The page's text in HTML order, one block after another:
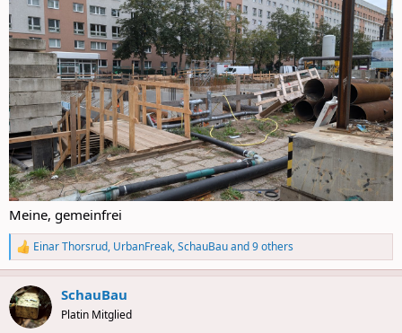
Meine, gemeinfrei
R
e
a
c
t
i
Einar Thorsrud, UrbanFreak,SchauBauand 9 others
SchauBau
Platin Mitglied